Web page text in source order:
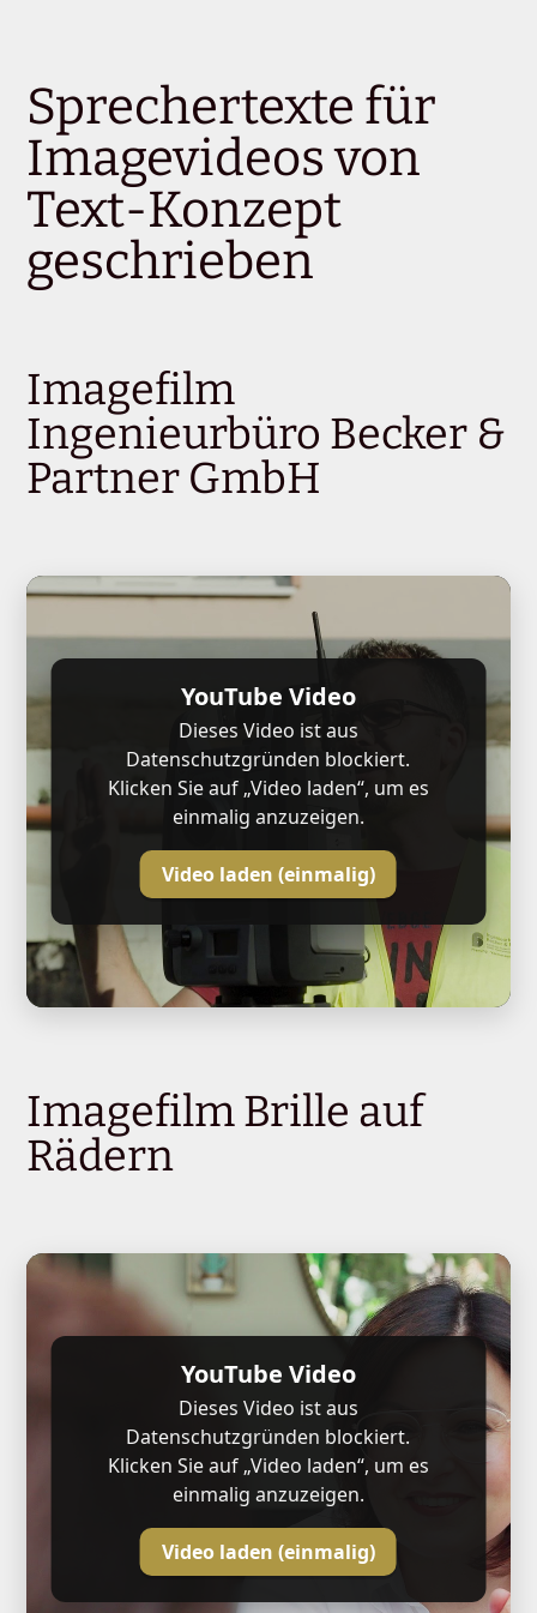
Sprechertexte für
Imagevideos von
Text-Konzept
geschrieben
Imagefilm
Ingenieurbüro Becker &
Partner GmbH
YouTube Video
Dieses Video ist aus
Datenschutzgründen blockiert.
Klicken Sie auf „Video laden“, um es
einmalig anzuzeigen.
Video laden (einmalig)
Imagefilm Brille auf
Rädern
YouTube Video
Dieses Video ist aus
Datenschutzgründen blockiert.
Klicken Sie auf „Video laden“, um es
einmalig anzuzeigen.
Video laden (einmalig)